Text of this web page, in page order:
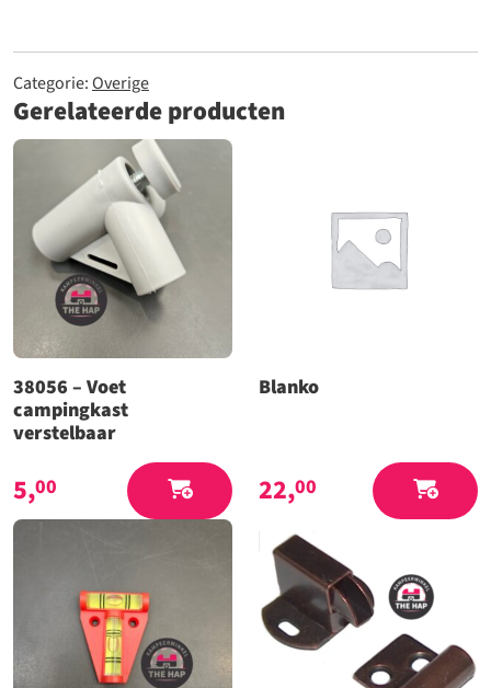
Categorie:Overige
Gerelateerde producten
38056 – Voet
campingkast
verstelbaar
5,00
Blanko
22,00